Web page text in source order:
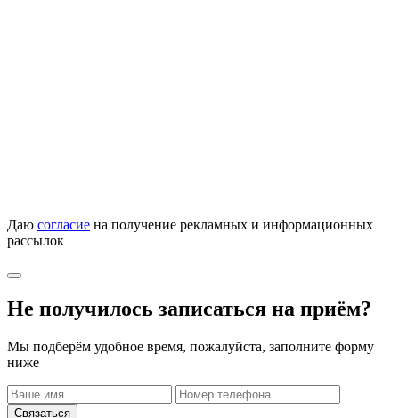
Даю согласие на получение рекламных и информационных
рассылок
Не получилось записаться на приём?
Мы подберём удобное время, пожалуйста, заполните форму
ниже